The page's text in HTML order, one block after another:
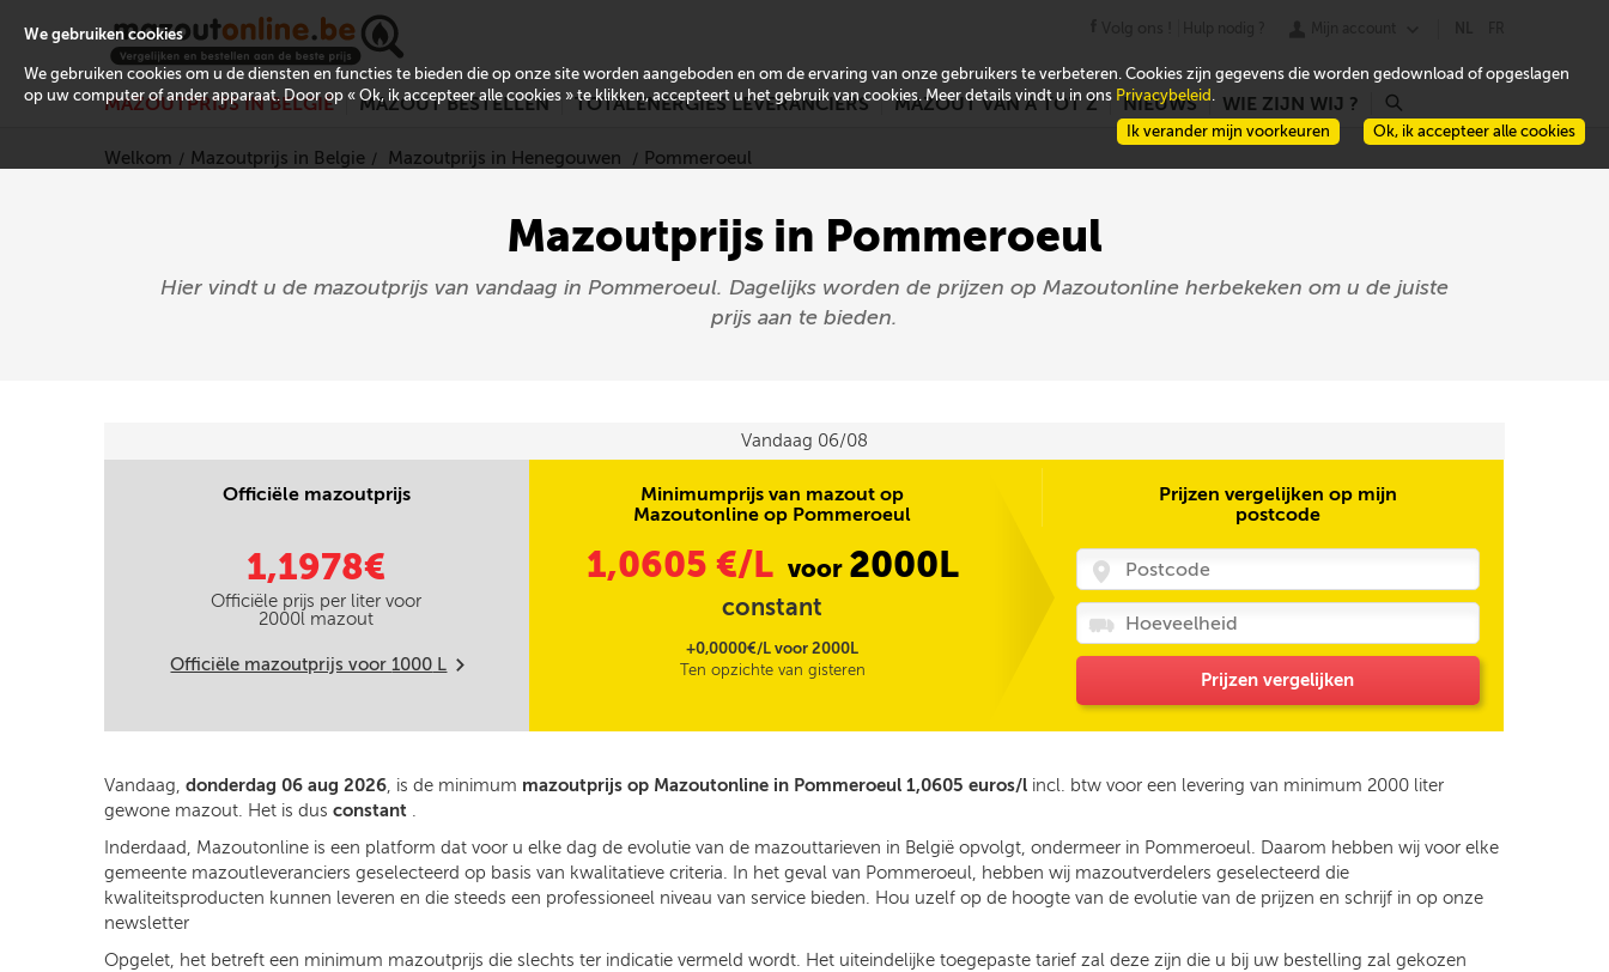
MAZOUTPRIJS IN BELGIË MAZOUT BESTELLEN TOTALENERGIES LEVERANCIERS MAZOUT VAN A TOT Z NIEUWS WIE ZIJN WIJ ? r
Welkom Mazoutprijs in Belgie Mazoutprijs in Henegouwen Pommeroeul
Mazoutprijs in Pommeroeul
Hier vindt u de mazoutprijs van vandaag in Pommeroeul. Dagelijks worden de prijzen op Mazoutonline herbekeken om u de juiste
prijs aan te bieden.
Vandaag 06/08
Officiële mazoutprijs
1,1978€
Officiële prijs per liter voor
2000l mazout
Officiële mazoutprijs voor1000 L m
Minimumprijs van mazout op
Mazoutonline op Pommeroeul
1,0605 €/L voor 2000L
constant
+0,0000€/L voor 2000L
Ten opzichte van gisteren
Prijzen vergelijken op mijn
postcode
Prijzen vergelijken
Vandaag, donderdag 06 aug 2026, is de minimum mazoutprijs op Mazoutonline in Pommeroeul 1,0605 euros/l incl. btw voor een levering van minimum 2000 liter
gewone mazout. Het is dus constant .
Inderdaad, Mazoutonline is een platform dat voor u elke dag de evolutie van de mazouttarieven in België opvolgt, ondermeer in Pommeroeul. Daarom hebben wij voor elke
gemeente mazoutleveranciers geselecteerd op basis van kwalitatieve criteria. In het geval van Pommeroeul, hebben wij mazoutverdelers geselecteerd die
kwaliteitsproducten kunnen leveren en die steeds een professioneel niveau van service bieden. Hou uzelf op de hoogte van de evolutie van de prijzen en schrijf in op onze
newsletter
Opgelet, het betreft een minimum mazoutprijs die slechts ter indicatie vermeld wordt. Het uiteindelijke toegepaste tarief zal deze zijn die u bij uw bestelling zal gekozen
We gebruiken cookies
We gebruiken cookies om u de diensten en functies te bieden die op onze site worden aangeboden en om de ervaring van onze gebruikers te verbeteren. Cookies zijn gegevens die worden gedownload of opgeslagen
op uw computer of ander apparaat. Door op « Ok, ik accepteer alle cookies » te klikken, accepteert u het gebruik van cookies. Meer details vindt u in ons Privacybeleid .
Ok, ik accepteer alle cookies
Ik verander mijn voorkeuren